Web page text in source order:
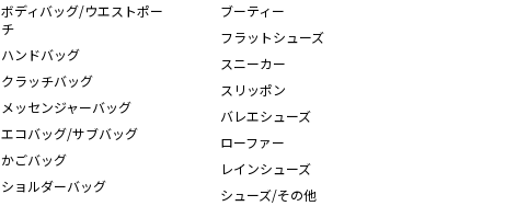
ボディバッグ/ウエストポー
チ
ハンドバッグ
クラッチバッグ
メッセンジャーバッグ
エコバッグ/サブバッグ
かごバッグ
ショルダーバッグ
ブーティー
フラットシューズ
スニーカー
スリッポン
バレエシューズ
ローファー
レインシューズ
シューズ/その他